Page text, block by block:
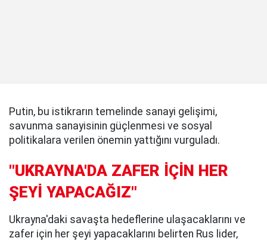
Putin, bu istikrarın temelinde sanayi gelişimi,
savunma sanayisinin güçlenmesi ve sosyal
politikalara verilen önemin yattığını vurguladı.
"UKRAYNA'DA ZAFER İÇİN HER
ŞEYİ YAPACAĞIZ"
Ukrayna'daki savaşta hedeflerine ulaşacaklarını ve
zafer için her şeyi yapacaklarını belirten Rus lider,